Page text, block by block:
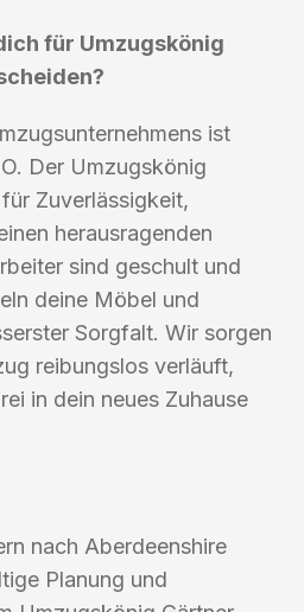
für Umzugskönig
ist
Der Umzugskönig
Zuverlässigkeit,
herausragenden
sind geschult und
deine Möbel und
Sorgfalt. Wir sorgen
reibungslos verläuft,
in dein neues Zuhause
nach Aberdeenshire
Planung und